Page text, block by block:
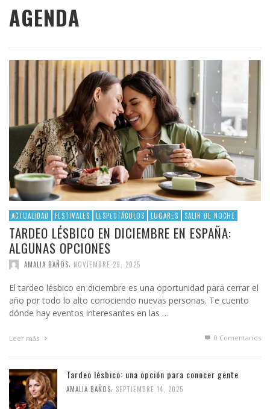
AGENDA
ACTUALIDAD FESTIVALES LESPECTÁCULOS LUGARES SALIR DE NOCHE
TARDEO LÉSBICO EN DICIEMBRE EN ESPAÑA:
ALGUNAS OPCIONES
AMALIA BAÑOS NOVIEMBRE 29, 2025
El tardeo lésbico en diciembre es una oportunidad para cerrar el
año por todo lo alto conociendo nuevas personas. Te cuento
dónde hay eventos interesantes en las …
Leer más 0 Comentarios
Tardeo lésbico: una opción para conocer gente
AMALIA BAÑOS SEPTIEMBRE 14, 2025